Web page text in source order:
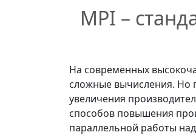
MPI –
На современных
сложные вычисления. Но
увеличения
способов повышения
параллельной работы